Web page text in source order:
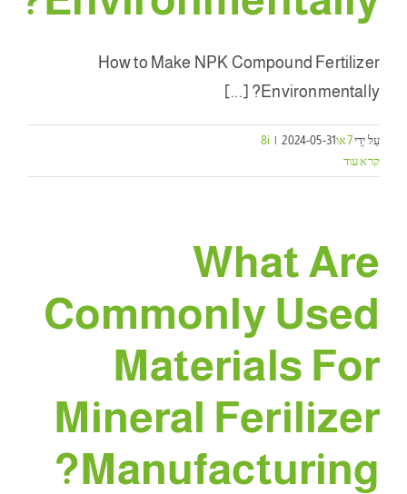
How to Make NPK Compound Fertilizer
Environmentally
? [...]
עַל יְדֵי7או8i | 2024-05-31
קרא עוד
What Are
Commonly Used
Materials For
Mineral Ferilizer
Manufacturing
?